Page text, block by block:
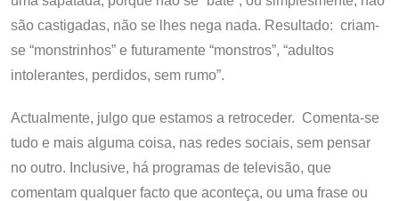
são castigadas, não se lhes nega nada. Resultado: criam-
se “monstrinhos” e futuramente “monstros”, “adultos
intolerantes, perdidos, sem rumo”.
Actualmente, julgo que estamos a retroceder. Comenta-se
tudo e mais alguma coisa, nas redes sociais, sem pensar
no outro. Inclusive, há programas de televisão, que
comentam qualquer facto que aconteça, ou uma frase ou